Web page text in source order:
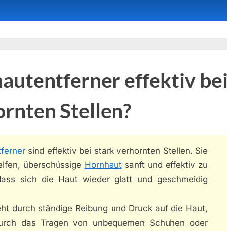
effektiv bei
Stellen?
sind effektiv bei stark verhornten Stellen. Sie
überschüssige Hornhaut sanft und effektiv zu
sich die Haut wieder glatt und geschmeidig
durch ständige Reibung und Druck auf die Haut,
das Tragen von unbequemen Schuhen oder